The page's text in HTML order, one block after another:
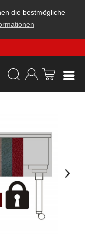
die bestmögliche